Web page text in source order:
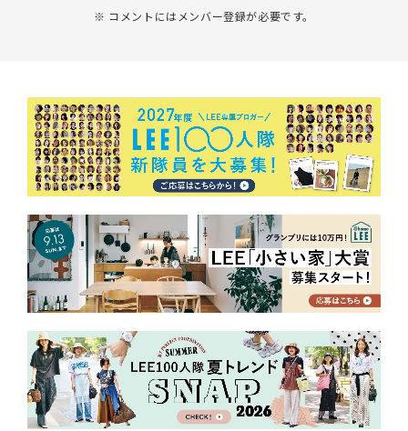
※ コメントにはメンバー登録が必要です。